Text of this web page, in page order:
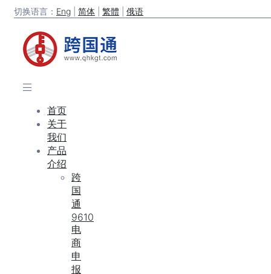
切换语言： Eng 简体 繁體 俄语
首页
关于
我们
产品
介绍
跨
国
通
9610
电
商
申
报